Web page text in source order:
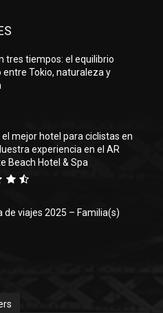
tres tiempos: el equilibrio
Tokio, naturaleza y
el mejor hotel para ciclistas en
experiencia en el AR
Beach Hotel & Spa
de viajes 2025 – Familia(s)